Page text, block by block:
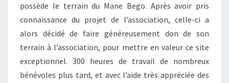
possède le terrain du Mane Bego. Après avoir pris
connaissance du projet de l’association, celle-ci a
alors décidé de faire généreusement don de son
terrain à l’association, pour mettre en valeur ce site
exceptionnel. 300 heures de travail de nombreux
bénévoles plus tard, et avec l’aide très appréciée des